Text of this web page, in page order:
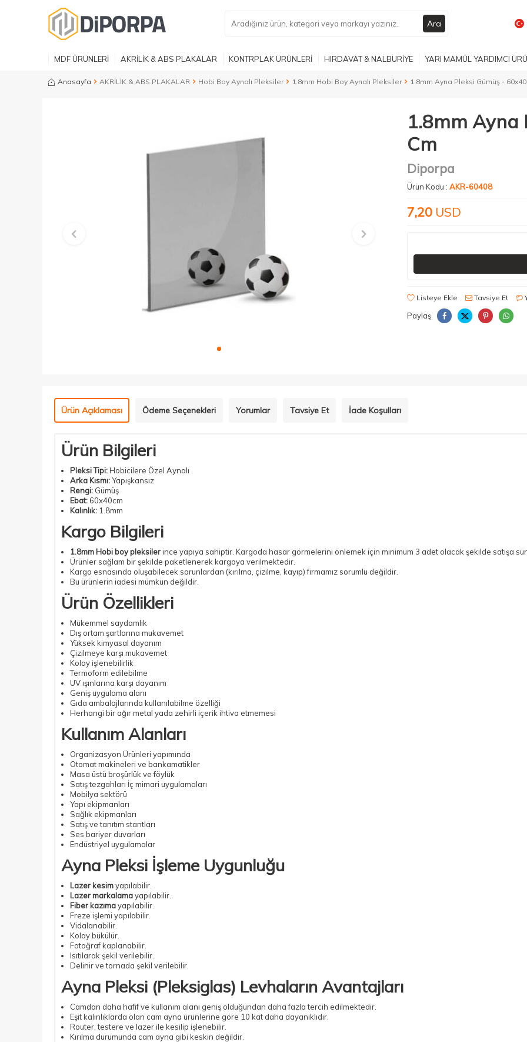
Ara
MDF ÜRÜNLERİ AKRİLİK & ABS PLAKALAR KONTRPLAK ÜRÜNLERİ HIRDAVAT & NALBURİYE YARI MAMÜL YARDIMCI
Anasayfa AKRİLİK & ABS PLAKALAR Hobi Boy Aynalı Pleksiler 1.8mm Hobi Boy Aynalı Pleksiler 1.8mm Ayna Pleksi Gümüş - 60x40
1.8mm Ayna
Cm
Diporpa
Ürün Kodu : AKR-60408
7,20 USD
Listeye Ekle Tavsiye Et
Paylaş
Ürün Açıklaması Ödeme Seçenekleri Yorumlar Tavsiye Et İade Koşulları
Ürün Bilgileri
Pleksi Tipi:Hobicilere Özel Aynalı
Arka Kısmı:Yapışkansız
Rengi: Gümüş
Ebat: 60x40cm
Kalınlık: 1.8mm
Kargo Bilgileri
1.8mm Hobi boy pleksilerince yapıya sahiptir. Kargoda hasar görmelerini önlemek için minimum 3 adet olacak şekilde satışa
Ürünler sağlam bir şekilde paketlenerek kargoya verilmektedir.
Kargo esnasında oluşabilecek sorunlardan (kırılma, çizilme, kayıp) firmamız sorumlu değildir.
Bu ürünlerin iadesi mümkün değildir.
Ürün Özellikleri
Mükemmel saydamlık
Dış ortam şartlarına mukavemet
Yüksek kimyasal dayanım
Çizilmeye karşı mukavemet
Kolay işlenebilirlik
Termoform edilebilme
UV ışınlarına karşı dayanım
Geniş uygulama alanı
Gıda ambalajlarında kullanılabilme özelliği
Herhangi bir ağır metal yada zehirli içerik ihtiva etmemesi
Kullanım Alanları
Organizasyon Ürünleri yapımında
Otomat makineleri ve bankamatikler
Masa üstü broşürlük ve föylük
Satış tezgahları İç mimari uygulamaları
Mobilya sektörü
Yapı ekipmanları
Sağlık ekipmanları
Satış ve tanıtım stantları
Ses bariyer duvarları
Endüstriyel uygulamalar
Ayna Pleksi İşleme Uygunluğu
Lazer kesimyapılabilir.
Lazer markalamayapılabilir.
Fiber kazımayapılabilir.
Freze işlemi yapılabilir.
Vidalanabilir.
Kolay bükülür.
Fotoğraf kaplanabilir.
Isıtılarak şekil verilebilir.
Delinir ve tornada şekil verilebilir.
Ayna Pleksi (Pleksiglas) Levhaların Avantajları
Camdan daha hafif ve kullanım alanı geniş olduğundan daha fazla tercih edilmektedir.
Eşit kalınlıklarda olan cam ayna ürünlerine göre 10 kat daha dayanıklıdır.
Router, testere ve lazer ile kesilip işlenebilir.
Kırılma durumunda cam ayna gibi keskin değildir.